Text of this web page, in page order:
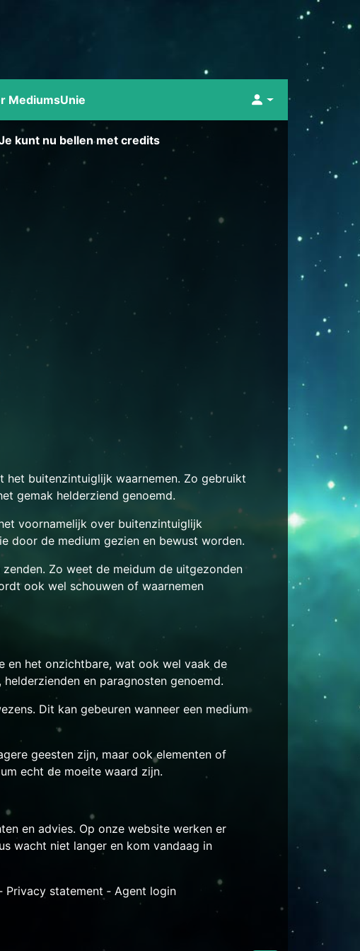
MediumsUnie
kunt nu bellen met credits
het buitenzintuiglijk waarnemen. Zo gebruikt
gemak helderziend genoemd.
voornamelijk over buitenzintuiglijk
door de medium gezien en bewust worden.
Zo weet de meidum de uitgezonden
ook wel schouwen of waarnemen
en het onzichtbare, wat ook wel vaak de
en paragnosten genoemd.
Dit kan gebeuren wanneer een medium
geesten zijn, maar ook elementen of
echt de moeite waard zijn.
en advies. Op onze website werken er
wacht niet langer en kom vandaag in
Privacy statement ‐ Agent login